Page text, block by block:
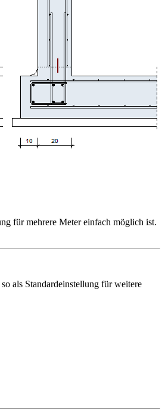
für mehrere Meter einfach möglich ist.
als Standardeinstellung für weitere